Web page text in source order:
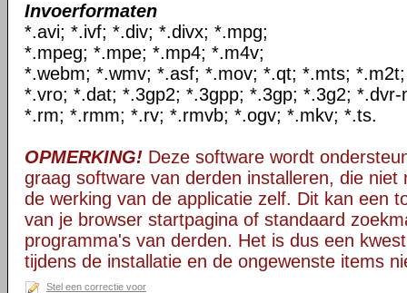
Invoerformaten
*.avi; *.ivf; *.div; *.divx; *.mpg;
*.mpeg; *.mpe; *.mp4; *.m4v;
*.webm; *.wmv; *.asf; *.mov; *.qt; *.mts;
*.vro; *.dat; *.3gp2; *.3gpp; *.3gp; *.3g2;
*.rm; *.rmm; *.rv; *.rmvb; *.ogv; *.mkv; *.ts.
OPMERKING! Deze software wordt
graag software van derden installeren, die niet
de werking van de applicatie zelf. Dit kan een
van je browser startpagina of standaard
programma's van derden. Het is dus een
tijdens de installatie en de ongewenste items
Stel een correctie voor